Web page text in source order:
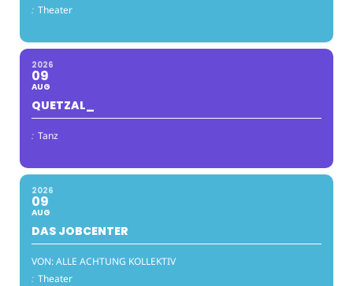
: Theater
2026
09
AUG
QUETZAL_
: Tanz
2026
09
AUG
DAS JOBCENTER
VON: ALLE ACHTUNG KOLLEKTIV
: Theater